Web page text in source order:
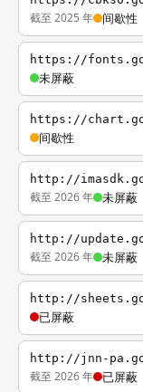
截至 2025 年 间歇性
https://
未屏蔽
https://
间歇性
http://
截至 2026 年 未屏蔽
http://
截至 2026 年 未屏蔽
http://
已屏蔽
http://jnn-
截至 2026 年 已屏蔽